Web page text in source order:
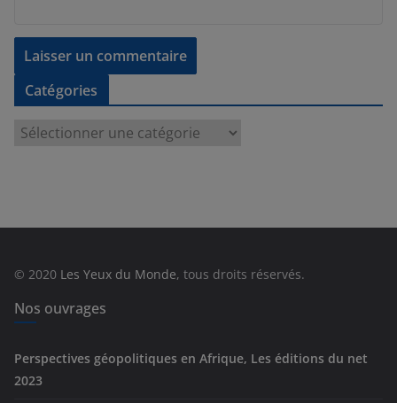
Catégories
e
s
© 2020 Les Yeux du Monde, tous droits réservés.
Nos ouvrages
Perspectives géopolitiques en Afrique, Les éditions du net
2023